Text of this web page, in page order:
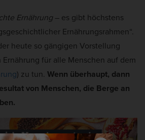
Ernährung – es gibt höchstens
Ernährungsrahmen“.
heute so gängigen Vorstellung
Ernährung für alle Menschen auf dem
) zu tun. Wenn überhaupt, dann
von Menschen, die Berge an